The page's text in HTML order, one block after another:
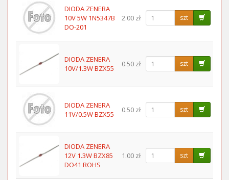
DIODA ZENERA
10V 5W 1N5347B
DO-201
2.00 zł szt
DIODA ZENERA
10V/1.3W BZX55
0.50 zł szt
DIODA ZENERA
11V/0.5W BZX55
0.50 zł szt
DIODA ZENERA
12V 1.3W BZX85
DO41 ROHS
1.00 zł szt